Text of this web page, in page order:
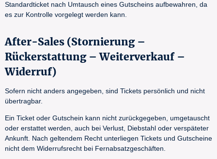
Standardticket nach Umtausch eines Gutscheins aufbewahren, da
es zur Kontrolle vorgelegt werden kann.
After-Sales (Stornierung –
Rückerstattung – Weiterverkauf –
Widerruf)
Sofern nicht anders angegeben, sind Tickets persönlich und nicht
übertragbar.
Ein Ticket oder Gutschein kann nicht zurückgegeben, umgetauscht
oder erstattet werden, auch bei Verlust, Diebstahl oder verspäteter
Ankunft. Nach geltendem Recht unterliegen Tickets und Gutscheine
nicht dem Widerrufsrecht bei Fernabsatzgeschäften.